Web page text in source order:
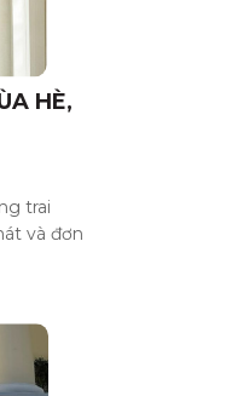
HÈ,
trai
và đơn